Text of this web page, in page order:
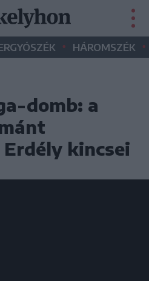
• HÁROMSZÉK •
domb: a
kincsei